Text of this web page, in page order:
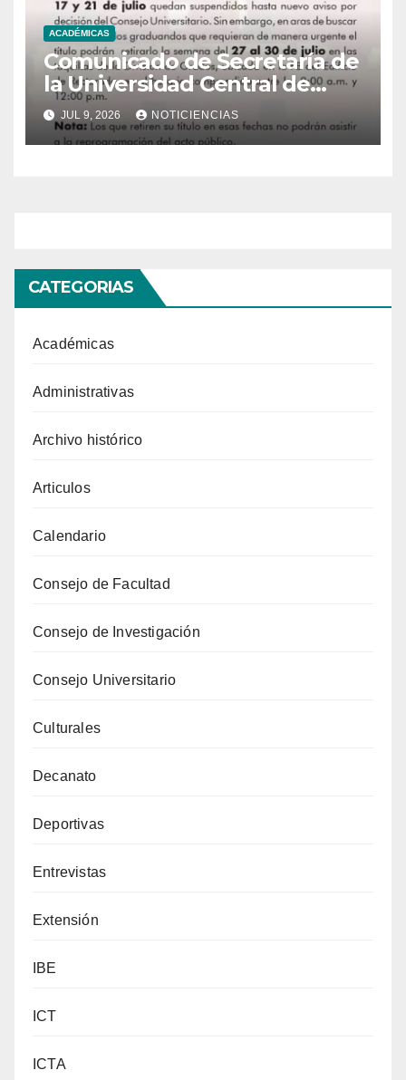
ACADÉMICAS
Comunicado de Secretaría de
la Universidad Central de
Venezuela
JUL 9, 2026 NOTICIENCIAS
CATEGORIAS
Académicas
Administrativas
Archivo histórico
Articulos
Calendario
Consejo de Facultad
Consejo de Investigación
Consejo Universitario
Culturales
Decanato
Deportivas
Entrevistas
Extensión
IBE
ICT
ICTA